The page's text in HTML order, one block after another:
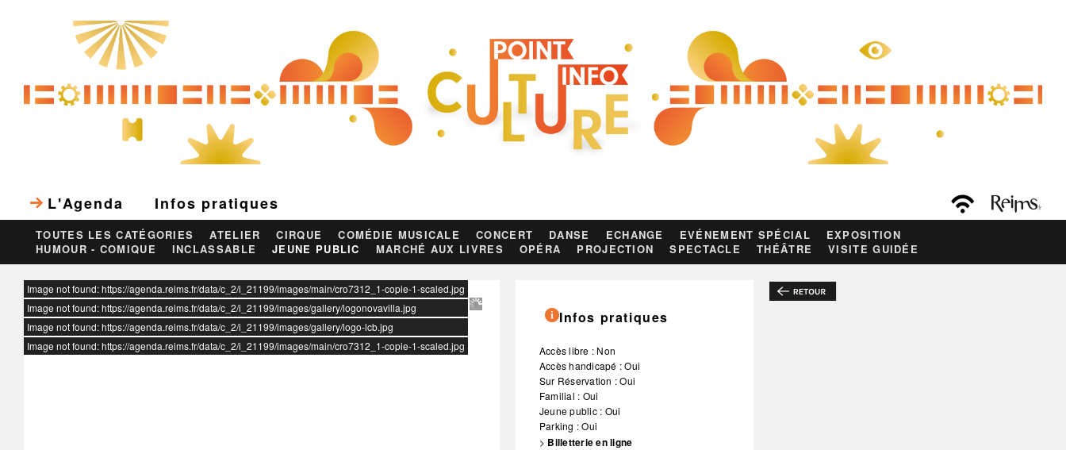
L'Agenda Infos pratiques
TOUTES LES CATÉGORIES ATELIER CIRQUE COMÉDIE MUSICALE CONCERT DANSE ECHANGE EVÉNEMENT SPÉCIAL
EXPOSITION
HUMOUR - COMIQUE
INCLASSABLE JEUNE PUBLIC MARCHÉ AUX LIVRES OPÉRA PROJECTION SPECTACLE THÉÂTRE VISITE GUIDÉE
Image not found: https://agenda.reims.fr/data/c_2/i_21199/images/main/cro7312_1-copie-1-scaled.jpg
Image not found: https://agenda.reims.fr/data/c_2/i_21199/images/gallery/logonovavilla.jpg
Image not found: https://agenda.reims.fr/data/c_2/i_21199/images/gallery/logo-lcb.jpg
Image not found: https://agenda.reims.fr/data/c_2/i_21199/images/main/cro7312_1-copie-1-scaled.jpg
Infos pratiques
Accès libre : Non
Accès handicapé : Oui
Sur Réservation : Oui
Familial : Oui
Jeune public : Oui
Parking : Oui
> Billetterie en ligne